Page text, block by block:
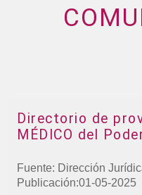
Directorio de
MÉDICO del
Fuente: Dirección
Publicación:01-05-2025